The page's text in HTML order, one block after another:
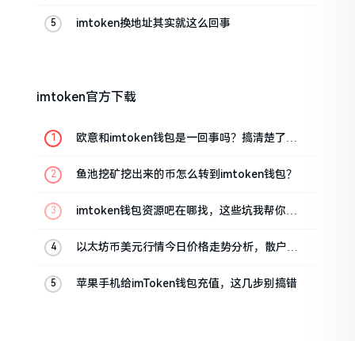
imtoken换地址其实就这么回事
imtoken官方下载
欧意和imtoken钱包是一回事吗？搞清楚了再
鱼池挖矿挖出来的币怎么转到imtoken钱包？
imtoken钱包资源吧在哪找，这些坑我帮你趟
以太坊币美元行情今日价格走势分析，散户如
苹果手机给imToken钱包充值，这几步别搞错